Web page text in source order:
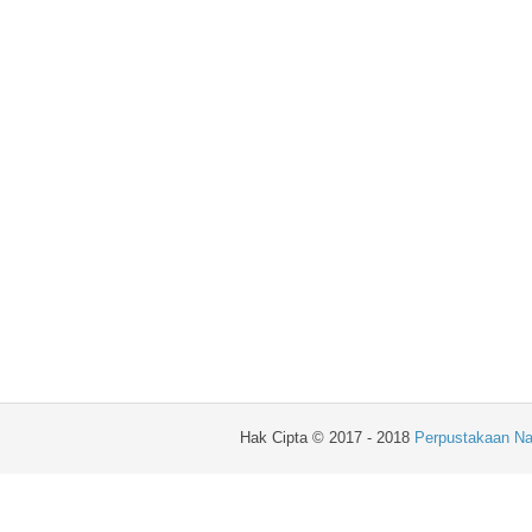
Hak Cipta © 2017 - 2018 Perpustakaan